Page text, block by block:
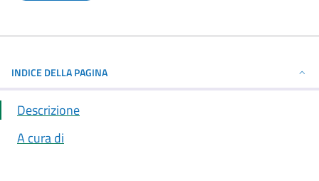
INDICE DELLA PAGINA
Descrizione
A cura di